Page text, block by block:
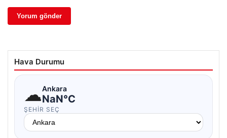
Hava Durumu
☁Ankara
NaN°C
ŞEHIR SEÇ